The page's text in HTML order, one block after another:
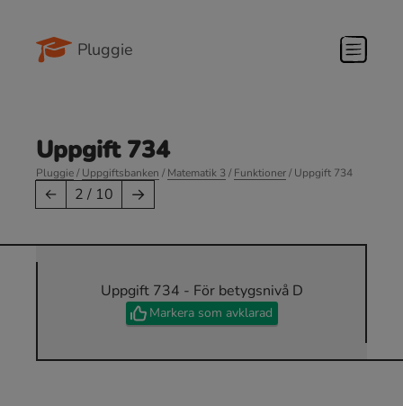
Pluggie
Uppgift 734
Pluggie/Uppgiftsbanken /Matematik 3 /Funktioner/ Uppgift 734
← 2 / 10 →
Uppgift 734 - För betygsnivå D
Markera som avklarad